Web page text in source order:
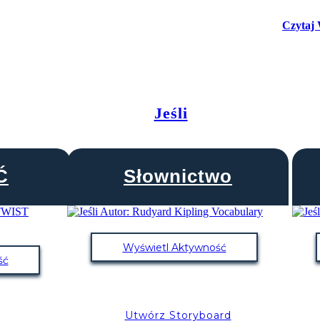
Czytaj
Jeśli
Słownictwo
Wyświetl Aktywność
Utwórz Storyboard